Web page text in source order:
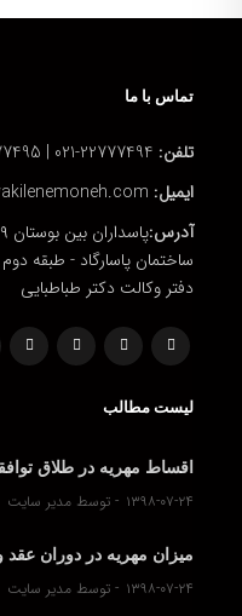
تماس با ما
تلفن:
ایمیل:
آدرس:پاسداران بین بوستان ۹ و ۱۰ جنب بانک پاسارگاد
ساختمان پاسارگاد - طبقه دوم
دفتر وکالت دکتر طباطبایی
لیست مطالب
اقساط مهریه در طلاق
۱۳۹۸-۰۷-۲۴ توسط مدیر سایت
میزان مهریه در دوران عقد
۱۳۹۸-۰۷-۲۴ توسط مدیر سایت